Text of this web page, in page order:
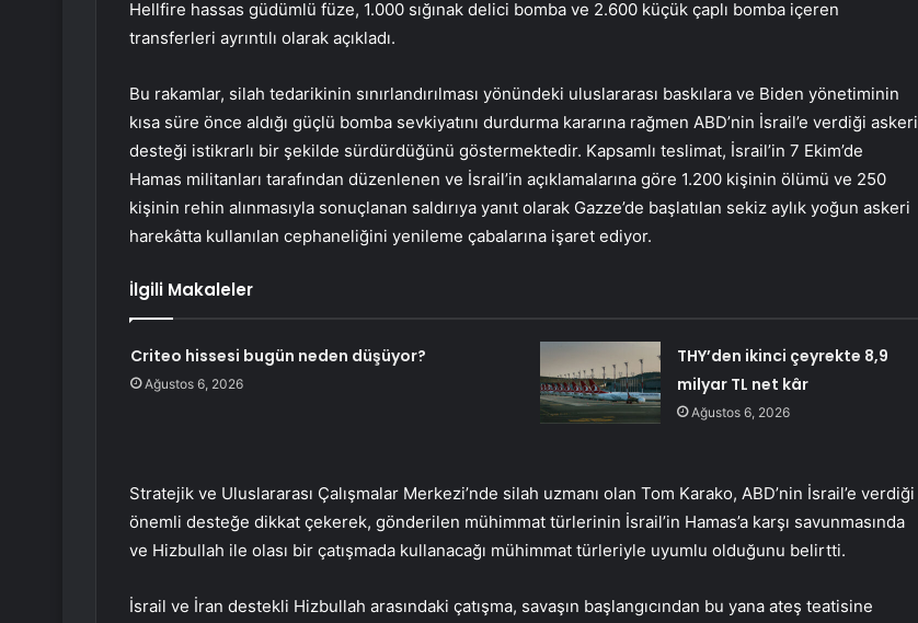
Hellfire hassas güdümlü füze, 1.000 sığınak delici bomba ve 2.600 küçük çaplı bomba içeren
transferleri ayrıntılı olarak açıkladı.
Bu rakamlar, silah tedarikinin sınırlandırılması yönündeki uluslararası baskılara ve Biden yönetiminin
kısa süre önce aldığı güçlü bomba sevkiyatını durdurma kararına rağmen ABD’nin İsrail’e verdiği askeri
desteği istikrarlı bir şekilde sürdürdüğünü göstermektedir. Kapsamlı teslimat, İsrail’in 7 Ekim’de
Hamas militanları tarafından düzenlenen ve İsrail’in açıklamalarına göre 1.200 kişinin ölümü ve 250
kişinin rehin alınmasıyla sonuçlanan saldırıya yanıt olarak Gazze’de başlatılan sekiz aylık yoğun askeri
harekâtta kullanılan cephaneliğini yenileme çabalarına işaret ediyor.
İlgili Makaleler
Criteo hissesi bugün neden düşüyor?
Ağustos 6, 2026
THY’den ikinci çeyrekte 8,9
milyar TL net kâr
Ağustos 6, 2026
Stratejik ve Uluslararası Çalışmalar Merkezi’nde silah uzmanı olan Tom Karako, ABD’nin İsrail’e verdiği
önemli desteğe dikkat çekerek, gönderilen mühimmat türlerinin İsrail’in Hamas’a karşı savunmasında
ve Hizbullah ile olası bir çatışmada kullanacağı mühimmat türleriyle uyumlu olduğunu belirtti.
İsrail ve İran destekli Hizbullah arasındaki çatışma, savaşın başlangıcından bu yana ateş teatisine